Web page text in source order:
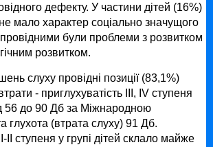
дефекту. У частини дітей (16%)
мало характер соціально значущого
були проблеми з розвитком
розвитком.
слуху провідні позиції (83,1%)
- приглухуватість ІІІ, ІV ступеня
56 до 90 Дб за Міжнародною
глухота (втрата слуху) 91 Дб.
ступеня у групі дітей склало майже